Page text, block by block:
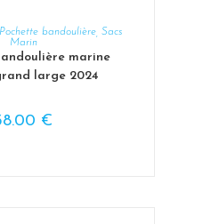
AU PANIER
Pochette bandoulière, Sacs
Marin
marine
large 2024
€